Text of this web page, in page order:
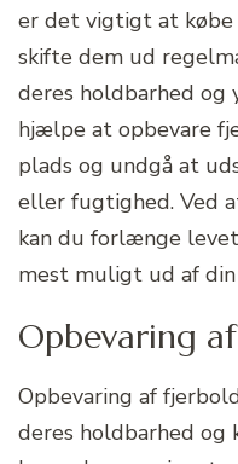
er det vigtigt at
skifte dem ud
deres holdbarhed og
hjælpe at opbevare
plads og undgå at
eller fugtighed. Ved
kan du forlænge
mest muligt ud af
Opbevaring
Opbevaring af
deres holdbarhed